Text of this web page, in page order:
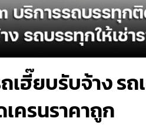
ฮี๊ยบรับจ้าง รถ
เครนราคาถูก